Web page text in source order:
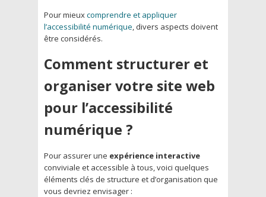
Pour mieuxcomprendre et appliquer
l’accessibilité numérique, divers aspects doivent
être considérés.
Comment structurer et
organiser votre site web
pour l’accessibilité
numérique ?
Pour assurer une expérience interactive
conviviale et accessible à tous, voici quelques
éléments clés de structure et d’organisation que
vous devriez envisager :